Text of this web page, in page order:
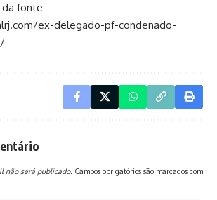
da fonte
ex-delegado-pf-condenado-
não será publicado. Campos obrigatórios são marcados com